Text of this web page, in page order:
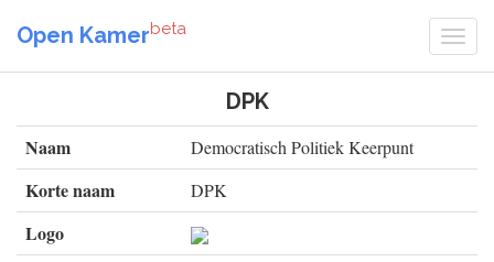
Open Kamerbeta
DPK
Naam Democratisch Politiek Keerpunt
Korte naam DPK
Logo